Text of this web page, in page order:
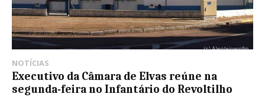
NOTÍCIAS
Executivo da Câmara de Elvas reúne na
segunda-feira no Infantário do Revoltilho